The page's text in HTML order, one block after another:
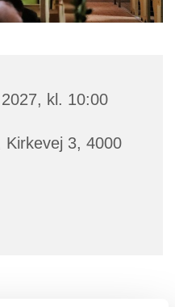
kl. 10:00
Kirkevej 3, 4000